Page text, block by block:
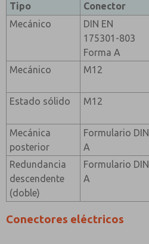
Tipo Conector
Mecánico
DIN EN
175301-803
Forma A
Mecánico M12
Estado sólido M12
Mecánica
posterior
Formulario DIN
A
Redundancia
descendente
(doble)
Formulario DIN
A
Conectores eléctricos